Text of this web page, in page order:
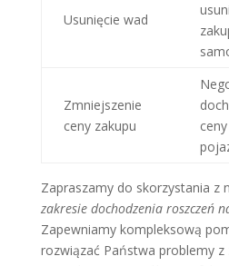
Usunięcie wad
Zmniejszenie
ceny zakupu
Zapraszamy do skorzystania z
zakresie dochodzenia roszczeń
Zapewniamy kompleksową
rozwiązać Państwa problemy z